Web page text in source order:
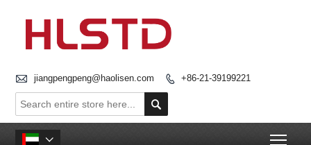
 jiangpengpeng@haolisen.com  +86-21-39199221

